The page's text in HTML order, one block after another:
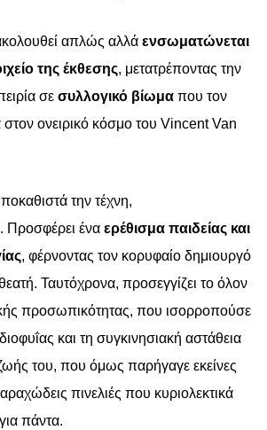
απλώς αλλά ενσωματώνεται
της έκθεσης, μετατρέποντας την
σε συλλογικό βίωμα που τον
στον ονειρικό κόσμο του Vincent Van
την τέχνη,
. Προσφέρει ένα ερέθισμα παιδείας και
, φέρνοντας τον κορυφαίο δημιουργό
Ταυτόχρονα, προσεγγίζει το όλον
προσωπικότητας, που ισορροπούσε
και τη συγκινησιακή αστάθεια
του, που όμως παρήγαγε εκείνες
πινελιές που κυριολεκτικά
πάντα.